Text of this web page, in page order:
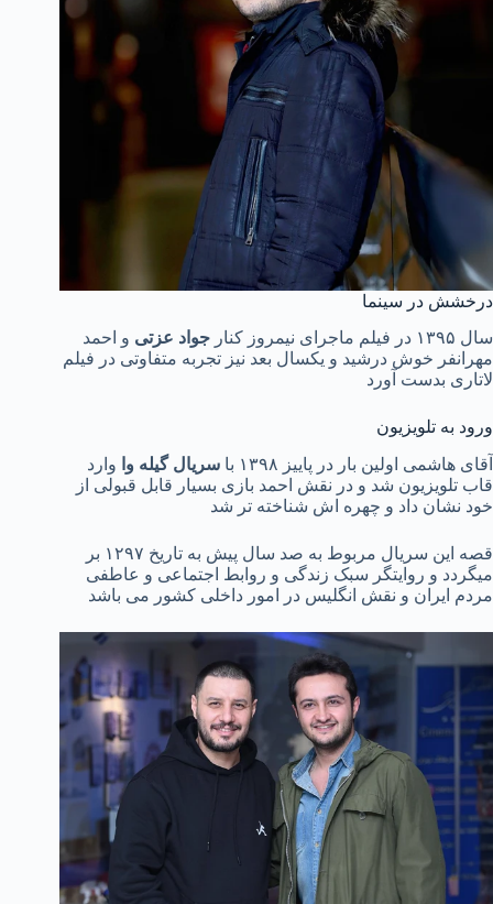
درخشش در سینما
سال ۱۳۹۵ در فیلم ماجرای نیمروز کنار
جواد عزتی و احمد
مهرانفر خوش درشید و یکسال بعد نیز تجربه متفاوتی در فیلم
لاتاری بدست آورد
ورود به تلویزیون
آقای هاشمی اولین بار در پاییز ۱۳۹۸ با
سریال گیله وا وارد
قاب تلویزیون شد و در نقش احمد بازی بسیار قابل قبولی از
خود نشان داد و چهره اش شناخته تر شد
قصه این سریال مربوط به صد سال پیش به تاریخ ۱۲۹۷ بر
میگردد و روایتگر سبک زندگی و روابط اجتماعی و عاطفی
مردم ایران و نقش انگلیس در امور داخلی کشور می باشد